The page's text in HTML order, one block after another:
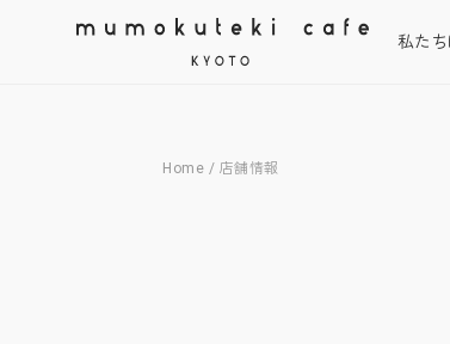
私た
Home / 店舗情報